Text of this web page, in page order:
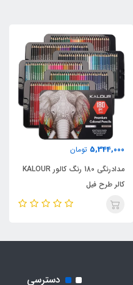
5,344,000 تومان
مدادرنگی 180 رنگ کالور KALOUR
کالر طرح فیل
دسترسی